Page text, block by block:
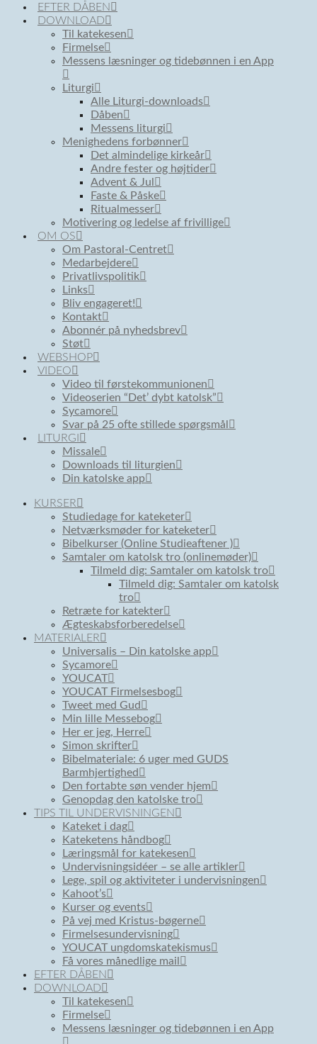
EFTER DÅBEN
DOWNLOAD
Til katekesen
Firmelse
Messens læsninger og tidebønnen i en App
Liturgi
Alle Liturgi-downloads
Dåben
Messens liturgi
Menighedens forbønner
Det almindelige kirkeår
Andre fester og højtider
Advent & Jul
Faste & Påske
Ritualmesser
Motivering og ledelse af frivillige
OM OS
Om Pastoral-Centret
Medarbejdere
Privatlivspolitik
Links
Bliv engageret!
Kontakt
Abonnér på nyhedsbrev
Støt
WEBSHOP
VIDEO
Video til førstekommunionen
Videoserien “Det’ dybt katolsk”
Sycamore
Svar på 25 ofte stillede spørgsmål
LITURGI
Missale
Downloads til liturgien
Din katolske app
KURSER
Studiedage for kateketer
Netværksmøder for kateketer
Bibelkurser (Online Studieaftener )
Samtaler om katolsk tro (onlinemøder)
Tilmeld dig: Samtaler om katolsk tro
Tilmeld dig: Samtaler om katolsk
tro
Retræte for katekter
Ægteskabsforberedelse
MATERIALER
Universalis – Din katolske app
Sycamore
YOUCAT
YOUCAT Firmelsesbog
Tweet med Gud
Min lille Messebog
Her er jeg, Herre
Simon skrifter
Bibelmateriale: 6 uger med GUDS
Barmhjertighed
Den fortabte søn vender hjem
Genopdag den katolske tro
TIPS TIL UNDERVISNINGEN
Kateket i dag
Kateketens håndbog
Læringsmål for katekesen
Undervisningsidéer – se alle artikler
Lege, spil og aktiviteter i undervisningen
Kahoot’s
Kurser og events
På vej med Kristus-bøgerne
Firmelsesundervisning
YOUCAT ungdomskatekismus
Få vores månedlige mail
EFTER DÅBEN
DOWNLOAD
Til katekesen
Firmelse
Messens læsninger og tidebønnen i en App